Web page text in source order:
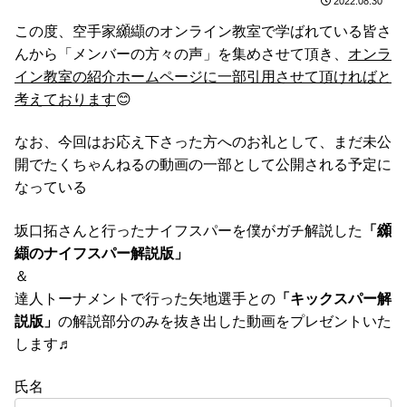
この度、空手家纐纈のオンライン教室で学ばれている皆さ
んから「メンバーの方々の声」を集めさせて頂き、 オンラ
イン教室の紹介ホームページに一部引用させて頂ければと
考えております😊
なお、今回はお応え下さった方へのお礼として、まだ未公
開でたくちゃんねるの動画の一部として公開される予定に
なっている
坂口拓さんと行ったナイフスパーを僕がガチ解説した
「纐
纈のナイフスパー解説版」
＆
達人トーナメントで行った矢地選手との 「キックスパー解
説版」 の解説部分のみを抜き出した動画をプレゼントいた
します♬
氏名